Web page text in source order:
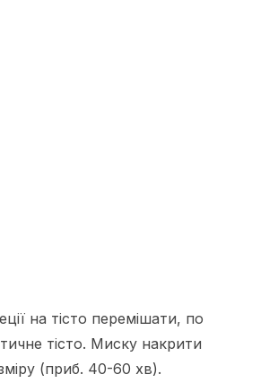
на тісто перемішати, по
тісто. Миску накрити
(приб. 40-60 хв).